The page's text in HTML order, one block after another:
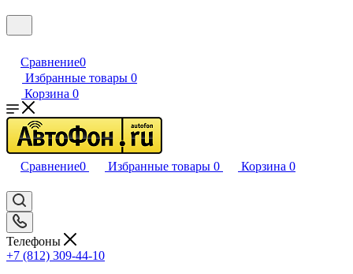
Сравнение0
Избранные товары 0
Корзина 0
Сравнение0 Избранные товары 0 Корзина 0
Телефоны
+7 (812) 309-44-10